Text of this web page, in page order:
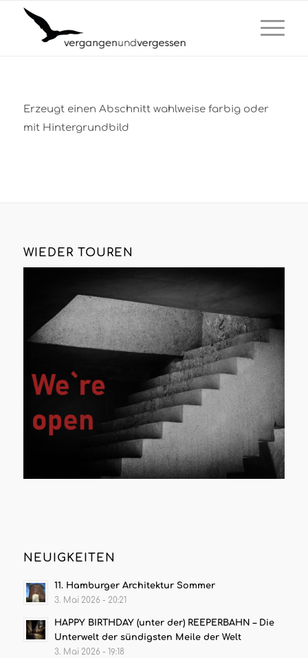
Erzeugt einen Abschnitt wahlweise farbig oder
mit Hintergrundbild
WIEDER TOUREN
NEUIGKEITEN
11. Hamburger Architektur Sommer
3. Mai 2026 - 20:21
HAPPY BIRTHDAY (unter der) REEPERBAHN – Die
Unterwelt der sündigsten Meile der Welt
3. Mai 2026 - 19:18